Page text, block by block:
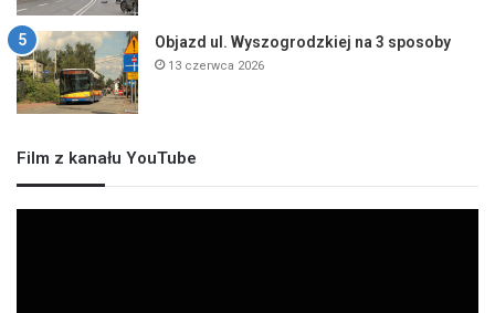
Objazd ul. Wyszogrodzkiej na 3 sposoby
13 czerwca 2026
Film z kanału YouTube